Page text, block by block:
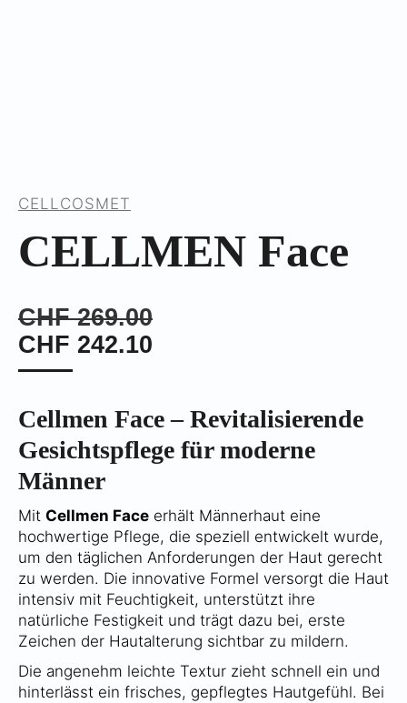
CELLCOSMET
CELLMEN Face
CHF269.00
CHF 242.10
Cellmen Face – Revitalisierende
Gesichtspflege für moderne
Männer
Mit Cellmen Face erhält Männerhaut eine
hochwertige Pflege, die speziell entwickelt wurde,
um den täglichen Anforderungen der Haut gerecht
zu werden. Die innovative Formel versorgt die Haut
intensiv mit Feuchtigkeit, unterstützt ihre
natürliche Festigkeit und trägt dazu bei, erste
Zeichen der Hautalterung sichtbar zu mildern.
Die angenehm leichte Textur zieht schnell ein und
hinterlässt ein frisches, gepflegtes Hautgefühl. Bei